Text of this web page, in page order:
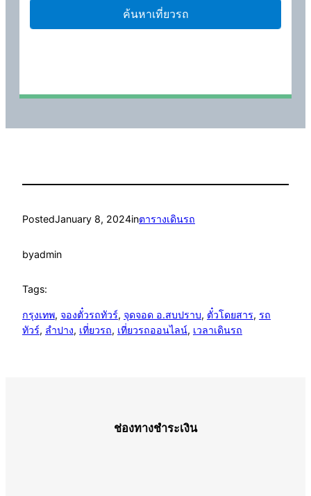
PostedJanuary 8, 2024inตารางเดินรถ
byadmin
Tags:
กรุงเทพ, จองตั๋วรถทัวร์, จุดจอด อ.สบปราบ, ตั๋วโดยสาร, รถ
ทัวร์, ลำปาง, เที่ยวรถ, เที่ยวรถออนไลน์, เวลาเดินรถ
ช่องทางชำระเงิน